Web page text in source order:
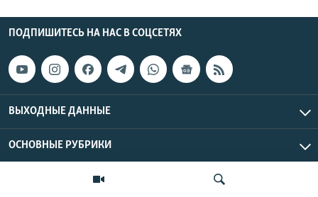
ПОДПИШИТЕСЬ НА НАС В СОЦСЕТЯХ
ВЫХОДНЫЕ ДАННЫЕ
ОСНОВНЫЕ РУБРИКИ
СТРАНЫ РЕГИОНА